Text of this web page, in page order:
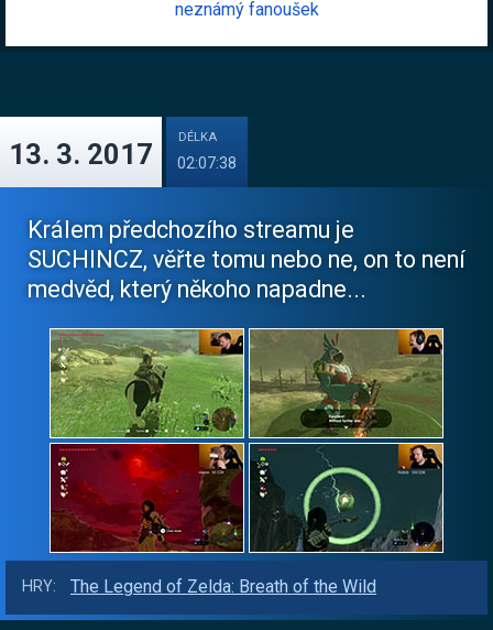
neznámý fanoušek
13. 3. 2017
DÉLKA
02:07:38
Králem předchozího streamu je
SUCHINCZ, věřte tomu nebo ne, on to není
medvěd, který někoho napadne...
HRY: The Legend of Zelda: Breath of the Wild